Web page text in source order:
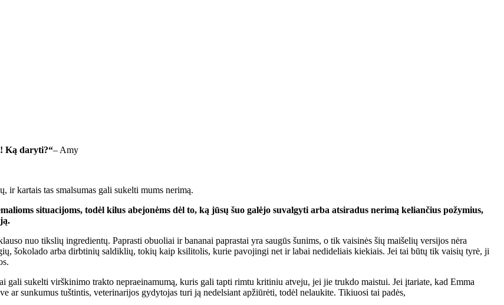
Ką daryti?“– Amy
ir kartais tas smalsumas gali sukelti mums nerimą.
situacijoms, todėl kilus abejonėms dėl to, ką jūsų šuo galėjo suvalgyti arba atsiradus nerimą keliančius požymius,
nuo tikslių ingredientų. Paprasti obuoliai ir bananai paprastai yra saugūs šunims, o tik vaisinės šių maišelių versijos nėra
šokolado arba dirbtinių saldiklių, tokių kaip ksilitolis, kurie pavojingi net ir labai nedideliais kiekiais. Jei tai būtų tik vaisių tyrė, ji
gali sukelti virškinimo trakto nepraeinamumą, kuris gali tapti rimtu kritiniu atveju, jei jie trukdo maistui. Jei įtariate, kad Emma
ar sunkumus tuštintis, veterinarijos gydytojas turi ją nedelsiant apžiūrėti, todėl nelaukite. Tikiuosi tai padės,